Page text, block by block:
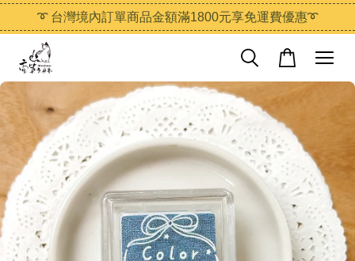
➰ 台灣境內訂單商品金額滿1800元享免運費優惠➰